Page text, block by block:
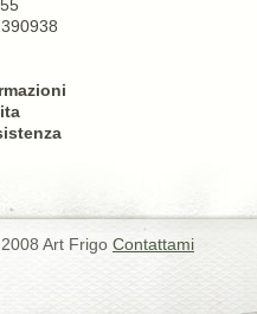
Art Frigo Contattami